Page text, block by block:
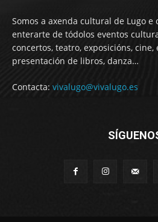
Somos a axenda cultural de Lugo
enterarte de tódolos eventos
concertos, teatro, exposicións, cine,
presentación de libros, danza…
Contacta: vivalugo@vivalugo.es